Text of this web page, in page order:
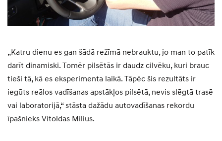
„Katru dienu es gan šādā režīmā nebrauktu, jo man to patīk
darīt dinamiski. Tomēr pilsētās ir daudz cilvēku, kuri brauc
tieši tā, kā es eksperimenta laikā. Tāpēc šis rezultāts ir
iegūts reālos vadīšanas apstākļos pilsētā, nevis slēgtā trasē
vai laboratorijā,“ stāsta dažādu autovadīšanas rekordu
īpašnieks Vitoldas Milius.